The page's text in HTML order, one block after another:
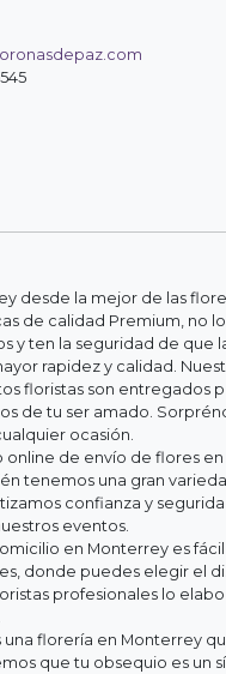
desde la mejor de las
de calidad Premium, no
y ten la seguridad de que
rapidez y calidad.
floristas son entregados
de tu ser amado.
ocasión.
online de envío de flores
tenemos una gran
confianza y
eventos.
en Monterrey es
donde puedes elegir el
profesionales lo
florería en Monterrey
que tu obsequio es un